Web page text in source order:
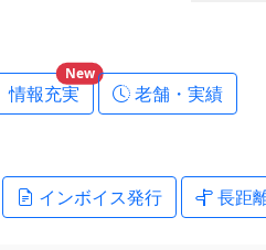
情報充実
New
老舗・実績
インボイス発行 長距